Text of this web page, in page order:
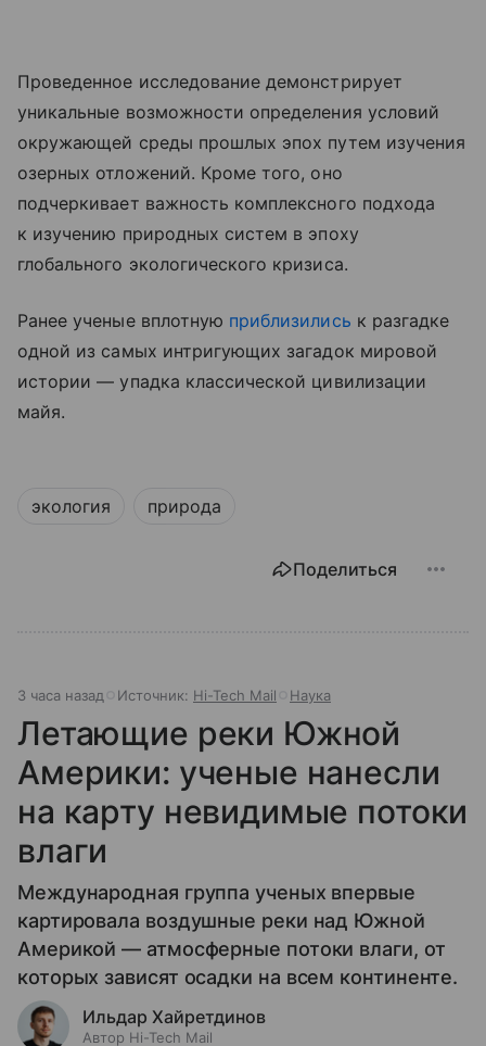
Проведенное исследование демонстрирует
уникальные возможности определения условий
окружающей среды прошлых эпох путем изучения
озерных отложений. Кроме того, оно
подчеркивает важность комплексного подхода
к изучению природных систем в эпоху
глобального экологического кризиса.
Ранее ученые вплотную приблизились к разгадке
одной из самых интригующих загадок мировой
истории — упадка классической цивилизации
майя.
экология природа
Поделиться
3 часа назад Источник: Hi-Tech Mail Наука
Летающие реки Южной
Америки: ученые нанесли
на карту невидимые потоки
влаги
Международная группа ученых впервые
картировала воздушные реки над Южной
Америкой — атмосферные потоки влаги, от
которых зависят осадки на всем континенте.
Ильдар Хайретдинов
Автор Hi-Tech Mail